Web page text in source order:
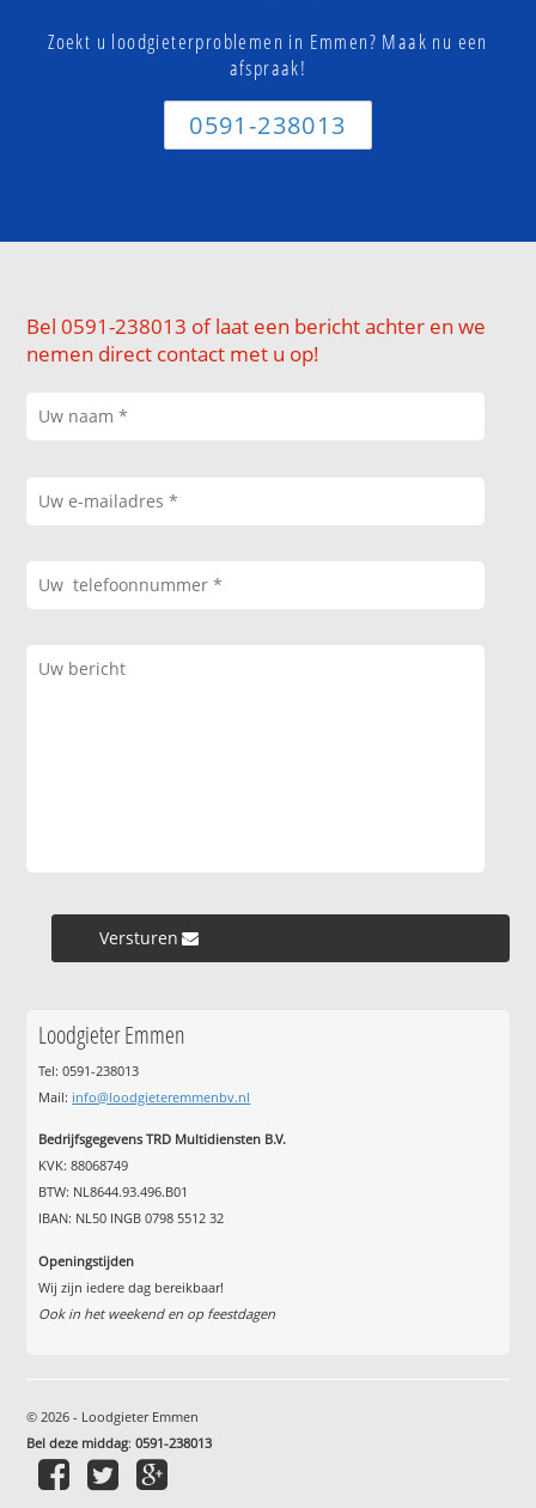
Zoekt u loodgieterproblemen in Emmen? Maak nu een
afspraak!
0591-238013
Bel 0591-238013 of laat een bericht achter en we
nemen direct contact met u op!
Versturen »
Loodgieter Emmen
Tel: 0591-238013
Mail: info@loodgieteremmenbv.nl
Bedrijfsgegevens TRD Multidiensten B.V.
KVK: 88068749
BTW: NL8644.93.496.B01
IBAN: NL50 INGB 0798 5512 32
Openingstijden
Wij zijn iedere dag bereikbaar!
Ook in het weekend en op feestdagen
© 2026 - Loodgieter Emmen
Bel deze middag:0591-238013